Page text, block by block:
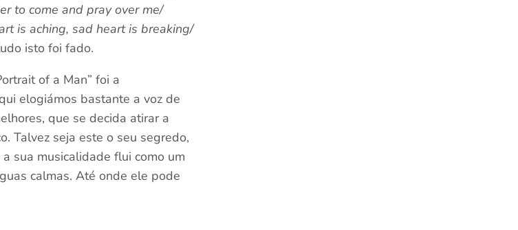
to come and pray over me/
is aching, sad heart is breaking/
isto foi fado.
of a Man” foi a
elogiámos bastante a voz de
que se decida atirar a
Talvez seja este o seu segredo,
sua musicalidade flui como um
calmas. Até onde ele pode